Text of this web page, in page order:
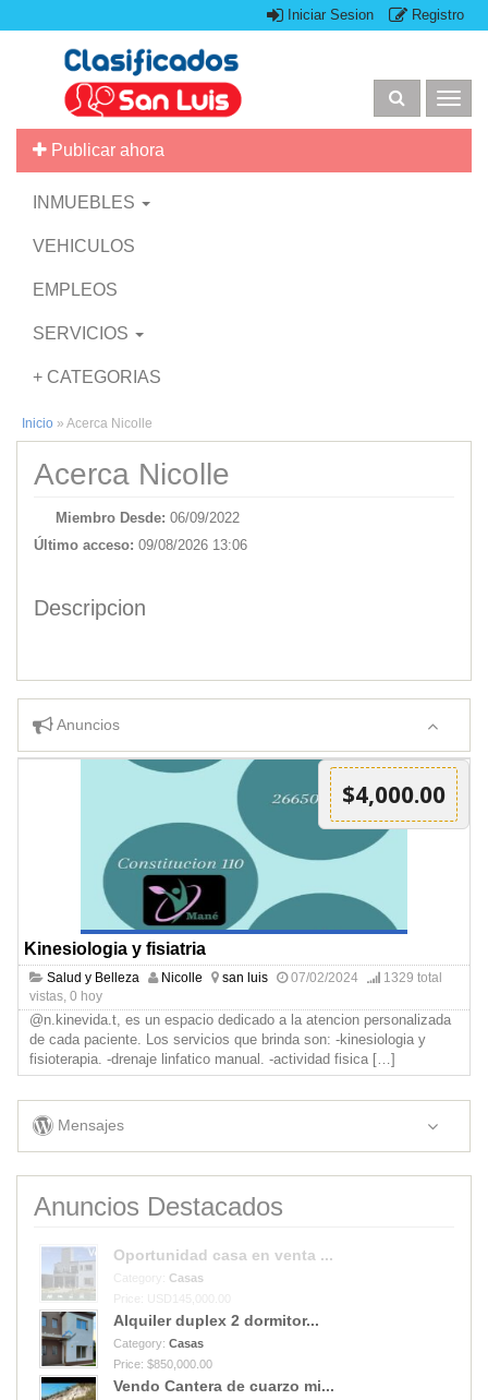
Iniciar Sesion Registro
Publicar ahora
INMUEBLES
VEHICULOS
EMPLEOS
SERVICIOS
+ CATEGORIAS
Inicio » Acerca Nicolle
Acerca Nicolle
Miembro Desde: 06/09/2022
Último acceso: 09/08/2026 13:06
Descripcion
Anuncios
$4,000.00
Kinesiologia y fisiatria
Salud y Belleza Nicolle san luis 07/02/2024
1329 total
vistas, 0 hoy
@n.kinevida.t, es un espacio dedicado a la atencion personalizada
de cada paciente. Los servicios que brinda son: -kinesiologia y
fisioterapia. -drenaje linfatico manual. -actividad fisica […]
Mensajes
Anuncios Destacados
Oportunidad casa en venta ...
Category: Casas
Price: USD145,000.00
Alquiler duplex 2 dormitor...
Category: Casas
Price: $850,000.00
Vendo Cantera de cuarzo mi...